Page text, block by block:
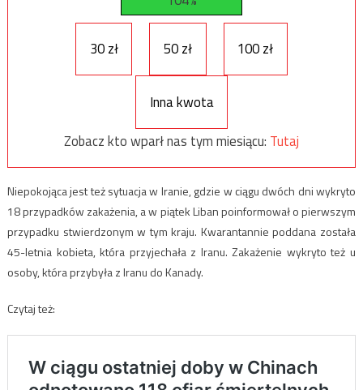
30 zł 50 zł 100 zł
Inna kwota
Zobacz kto wparł nas tym miesiącu: Tutaj
Niepokojąca jest też sytuacja w Iranie, gdzie w ciągu dwóch dni wykryto
18 przypadków zakażenia, a w piątek Liban poinformował o pierwszym
przypadku stwierdzonym w tym kraju. Kwarantannie poddana została
45-letnia kobieta, która przyjechała z Iranu. Zakażenie wykryto też u
osoby, która przybyła z Iranu do Kanady.
Czytaj też: